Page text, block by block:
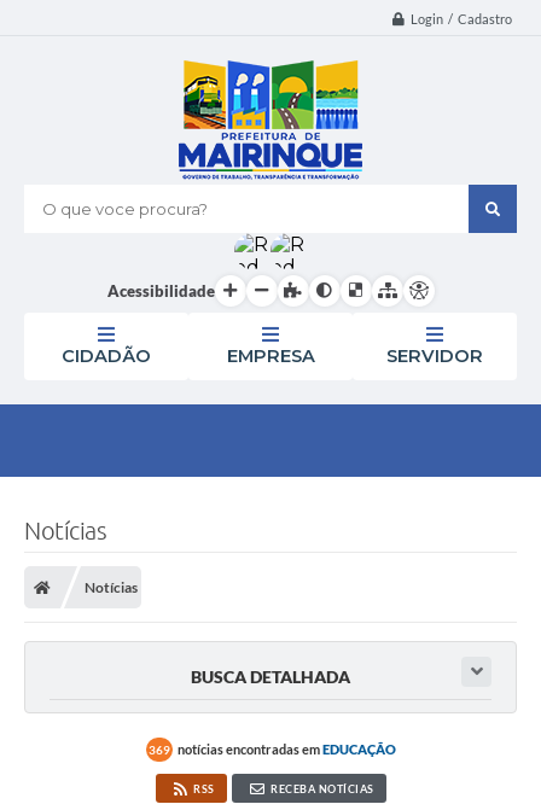
Login / Cadastro
O que voce procura?
Acessibilidade
CIDADÃO EMPRESA SERVIDOR
Notícias
Notícias
BUSCA DETALHADA
369 notícias encontradas emEDUCAÇÃO
RSS RECEBA NOTÍCIAS